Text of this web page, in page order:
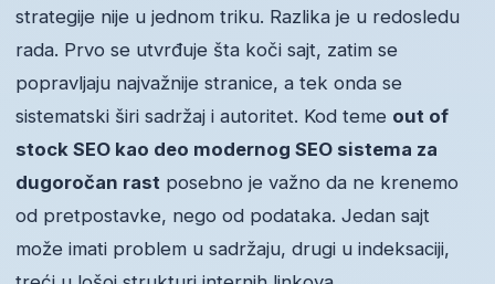
strategije nije u jednom triku. Razlika je u redosledu
rada. Prvo se utvrđuje šta koči sajt, zatim se
popravljaju najvažnije stranice, a tek onda se
sistematski širi sadržaj i autoritet. Kod teme out of
stock SEO kao deo modernog SEO sistema za
dugoročan rast posebno je važno da ne krenemo
od pretpostavke, nego od podataka. Jedan sajt
može imati problem u sadržaju, drugi u indeksaciji,